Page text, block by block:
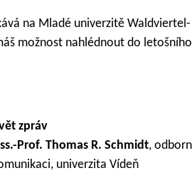
na Mladé univerzitě Waldviertel-
možnost nahlédnout do letošního
zpráv
Prof. Thomas R. Schmidt,
univerzita Vídeň